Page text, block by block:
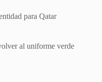
para Qatar
al uniforme verde